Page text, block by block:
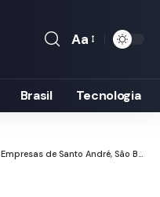
Font
Aa
Brasil Tecnologia
Empresas de Santo André, São Bernardo e São Caetano propõem reajustes para evitar greve de ônibus no ABC Paulista